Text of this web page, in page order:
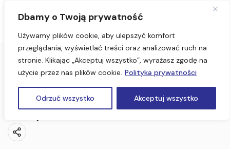
Dbamy o Twoją prywatność
Używamy plików cookie, aby ulepszyć komfort
przeglądania, wyświetlać treści oraz analizować ruch na
stronie. Klikając „Akceptuj wszystko”, wyrażasz zgodę na
użycie przez nas plików cookie. Polityka prywatności
Odrzuć wszystko Akceptuj wszystko
Strona Główna
Kraków, Wieliczka 3 dni (Wycieczki dla szkół)
Kraków, Wieliczka 3 dni (Wycieczki dla